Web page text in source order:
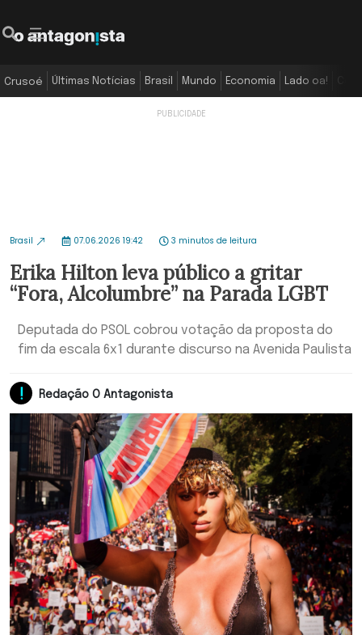
Crusoé Últimas Notícias Brasil Mundo Economia Lado oa!
Brasil 07.06.2026 19:42 3 minutos de leitura
Erika Hilton leva público a gritar
“Fora, Alcolumbre” na Parada LGBT
Deputada do PSOL cobrou votação da proposta do
fim da escala 6x1 durante discurso na Avenida Paulista
Redação O Antagonista